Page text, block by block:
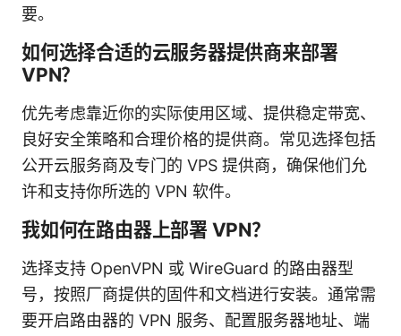
要。
如何选择合适的云服务器提供商来部署
VPN？
优先考虑靠近你的实际使用区域、提供稳定带宽、
良好安全策略和合理价格的提供商。常见选择包括
公开云服务商及专门的 VPS 提供商，确保他们允
许和支持你所选的 VPN 软件。
我如何在路由器上部署 VPN？
选择支持 OpenVPN 或 WireGuard 的路由器型
号，按照厂商提供的固件和文档进行安装。通常需
要开启路由器的 VPN 服务、配置服务器地址、端